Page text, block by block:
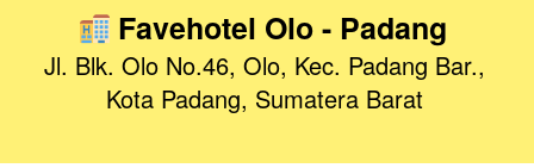
Favehotel Olo - Padang
Jl. Blk. Olo No.46, Olo, Kec. Padang Bar.,
Kota Padang, Sumatera Barat